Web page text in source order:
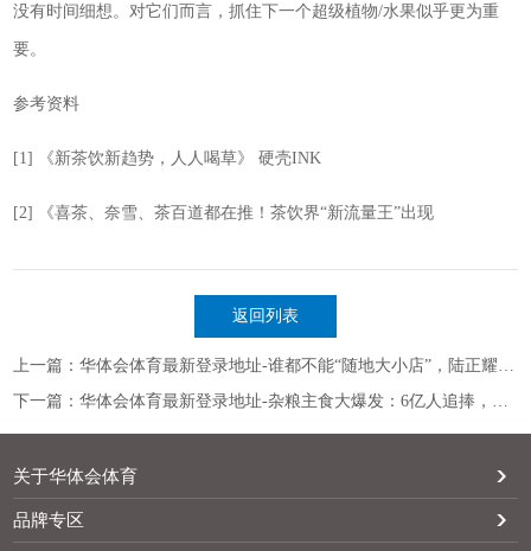
没有时间细想。对它们而言，抓住下一个超级植物/水果似乎更为重
要。
参考资料
[1] 《新茶饮新趋势，人人喝草》 硬壳INK
[2] 《喜茶、奈雪、茶百道都在推！茶饮界“新流量王”出现
返回列表
关于华体会体育
品牌专区